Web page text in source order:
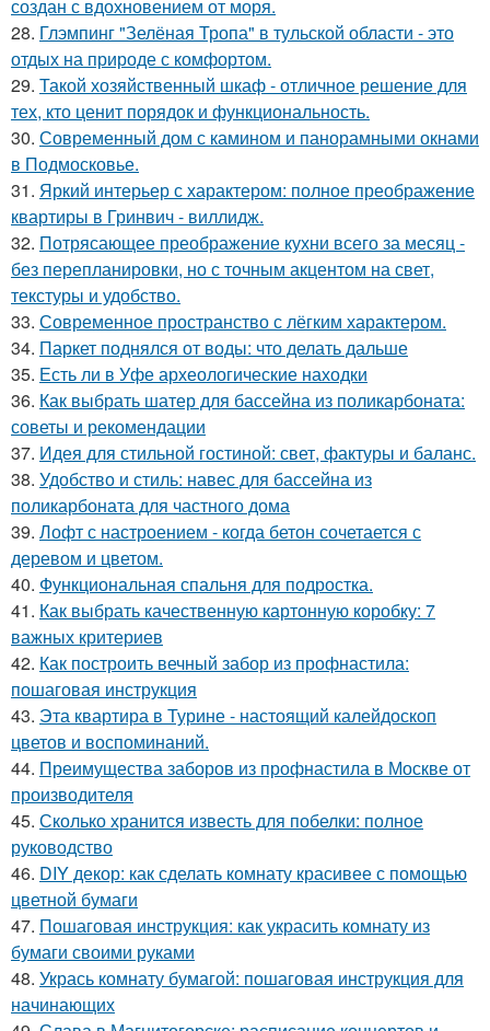
создан с вдохновением от моря.
28. Глэмпинг "Зелёная Тропа" в тульской области - это
отдых на природе с комфортом.
29. Такой хозяйственный шкаф - отличное решение для
тех, кто ценит порядок и функциональность.
30. Современный дом с камином и панорамными окнами
в Подмосковье.
31. Яркий интерьер с характером: полное преображение
квартиры в Гринвич - виллидж.
32. Потрясающее преображение кухни всего за месяц -
без перепланировки, но с точным акцентом на свет,
текстуры и удобство.
33. Современное пространство с лёгким характером.
34. Паркет поднялся от воды: что делать дальше
35. Есть ли в Уфе археологические находки
36. Как выбрать шатер для бассейна из поликарбоната:
советы и рекомендации
37. Идея для стильной гостиной: свет, фактуры и баланс.
38. Удобство и стиль: навес для бассейна из
поликарбоната для частного дома
39. Лофт с настроением - когда бетон сочетается с
деревом и цветом.
40. Функциональная спальня для подростка.
41. Как выбрать качественную картонную коробку: 7
важных критериев
42. Как построить вечный забор из профнастила:
пошаговая инструкция
43. Эта квартира в Турине - настоящий калейдоскоп
цветов и воспоминаний.
44. Преимущества заборов из профнастила в Москве от
производителя
45. Сколько хранится известь для побелки: полное
руководство
46. DIY декор: как сделать комнату красивее с помощью
цветной бумаги
47. Пошаговая инструкция: как украсить комнату из
бумаги своими руками
48. Укрась комнату бумагой: пошаговая инструкция для
начинающих